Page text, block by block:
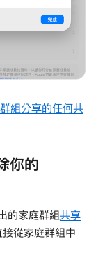
組分享的任何共
你的
的家庭群組共享
接從家庭群組中